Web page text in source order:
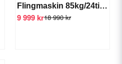
Flingmaskin 85kg/24tim GTS-IMS-85
18 990 kr
9 999 kr